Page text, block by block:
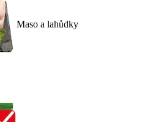
Maso a lahůdky